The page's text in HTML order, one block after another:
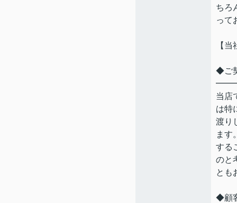
ちろ
って
【
◆ご
当店
は特
渡り
ます
する
のと
とも
◆顧